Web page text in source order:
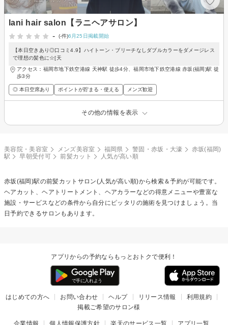
lani hair salon【ラニヘアサロン】
-
(-件)6月25日掲載開始
【本日空きあり◎口コミ4.9】ハイトーン・ブリーチなしダブルカラーをダメージレス
で理想の髪色に☆[天
アクセス：福岡市地下鉄空港線 天神駅 徒歩4分、福岡市地下鉄空港線 赤坂(福岡)駅 徒
歩3分
◎ 本日空席あり ポイントが貯まる・使える メンズ歓迎
その他の情報を表示
美容院・美容室 メンズ美容室 福岡県 警固・赤坂・大濠
赤坂(福岡)
駅
早朝受付可 前髪カット 人気が高い順
赤坂(福岡)駅の前髪カット サロン(人気が高い順)から検索＆予約が可能です。
ヘアカット、ヘアトリートメント、ヘアカラーなどの得意メニューや豊富な
施設・サービスなどの条件から自分にピッタリの施術を見つけましょう。当
日予約できるサロンもあります。
アプリからの予約ならもっとおトクで便利！
はじめての方へ お問い合わせ ヘルプ リリース情報
利用規約
掲載ご希望のサロン様